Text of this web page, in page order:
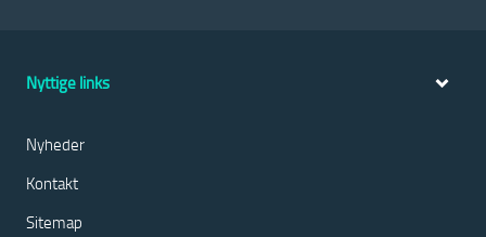
Nyttige links
Nyheder
Kontakt
Sitemap